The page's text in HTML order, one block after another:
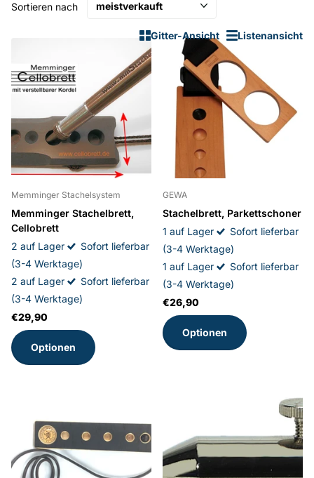
Gitter-Ansicht Listenansicht
Sortieren nach
Memminger Stachelsystem
Memminger Stachelbrett,
Cellobrett
2 auf Lager
Sofort lieferbar
(3-4 Werktage)
2 auf Lager
Sofort lieferbar
(3-4 Werktage)
€29,90
Optionen
GEWA
Stachelbrett, Parkettschoner
1 auf Lager
Sofort lieferbar
(3-4 Werktage)
1 auf Lager
Sofort lieferbar
(3-4 Werktage)
€26,90
Optionen